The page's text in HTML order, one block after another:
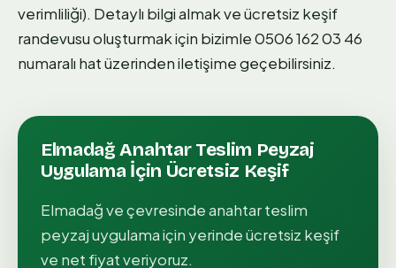
verimliliği). Detaylı bilgi almak ve ücretsiz keşif
randevusu oluşturmak için bizimle 0506 162 03 46
numaralı hat üzerinden iletişime geçebilirsiniz.
Elmadağ Anahtar Teslim Peyzaj
Uygulamaİçin Ücretsiz Keşif
Elmadağve çevresindeanahtar teslim
peyzaj uygulamaiçin yerinde ücretsiz keşif
ve net fiyat veriyoruz.